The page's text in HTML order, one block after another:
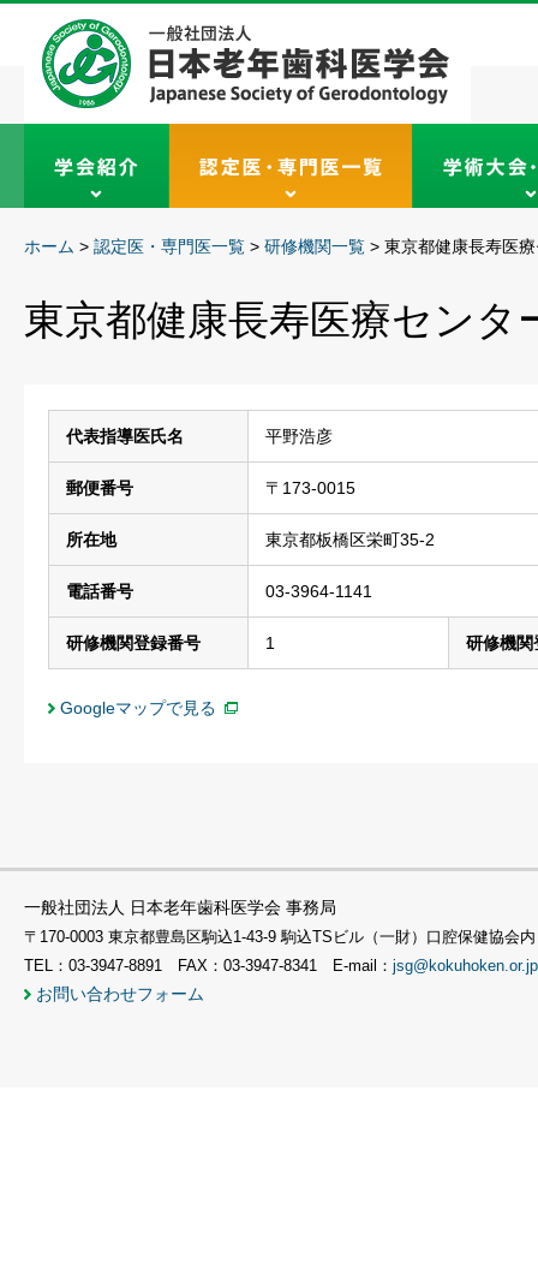
ホーム > 認定医・専門医一覧 > 研修機関一覧 > 東京都健康長寿医
東京都健康長寿医療センタ
代表指導医氏名 平野浩彦
郵便番号 〒173-0015
所在地 東京都板橋区栄町35-2
電話番号 03-3964-1141
研修機関登録番号 1 研修機関
Googleマップで見る
一般社団法人 日本老年歯科医学会 事務局
〒170-0003 東京都豊島区駒込1-43-9 駒込TSビル（一財）口腔保健協会内
TEL：03-3947-8891 FAX：03-3947-8341 E-mail： jsg@kokuhoken.or.jp
お問い合わせフォーム